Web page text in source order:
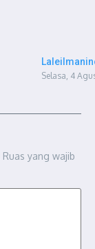
Selasa, 4
Ruas yang wajib